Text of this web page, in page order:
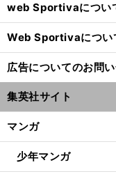
web Sportivaについ
Web Sportivaについ
広告についてのお問
集英社サイト
マンガ
少年マンガ